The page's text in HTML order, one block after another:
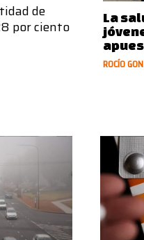
de
por ciento
La
ROCÍO